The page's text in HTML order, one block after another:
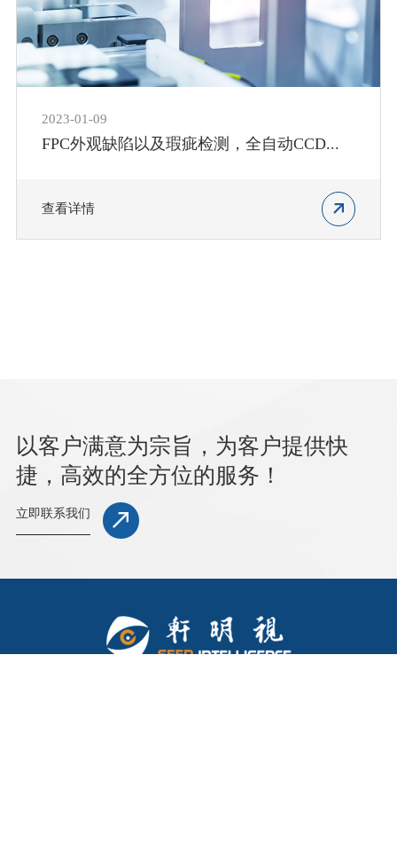
2023-01-09
FPC外观缺陷以及瑕疵检测，全自动CCD...
查看详情
以客户满意为宗旨，为客户提供快
捷，高效的全方位的服务！
立即联系我们